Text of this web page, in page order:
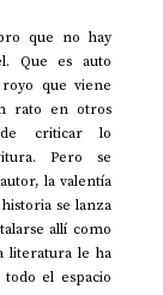
que no hay
Que es auto
que viene
rato en otros
criticar lo
Pero se
la valentía
se lanza
allí como
literatura le ha
todo el espacio